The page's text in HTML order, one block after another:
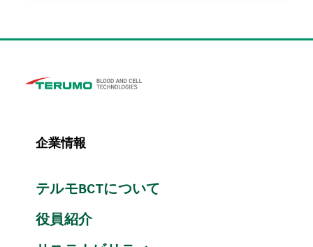
企業情報
テルモBCTについて
役員紹介